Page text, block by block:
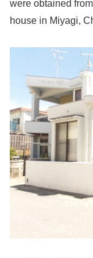
were obtained
house in Miyagi,